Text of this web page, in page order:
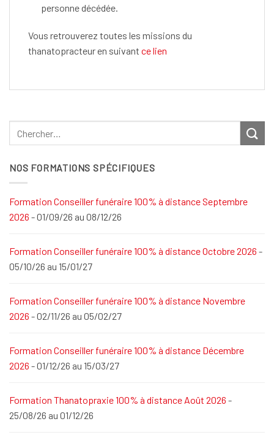
personne décédée.
Vous retrouverez toutes les missions du
thanatopracteur en suivant ce lien
NOS FORMATIONS SPÉCIFIQUES
Formation Conseiller funéraire 100% à distance Septembre
2026 - 01/09/26 au 08/12/26
Formation Conseiller funéraire 100% à distance Octobre 2026 -
05/10/26 au 15/01/27
Formation Conseiller funéraire 100% à distance Novembre
2026 - 02/11/26 au 05/02/27
Formation Conseiller funéraire 100% à distance Décembre
2026 - 01/12/26 au 15/03/27
Formation Thanatopraxie 100% à distance Août 2026 -
25/08/26 au 01/12/26